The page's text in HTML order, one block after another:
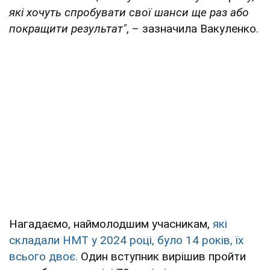
які хочуть спробувати свої шанси ще раз або
покращити результат", – зазначила Вакуленко.
Нагадаємо, наймолодшим учасникам, які
складали НМТ у 2024 році, було 14 років, їх
всього двоє. Один вступник вирішив пройти